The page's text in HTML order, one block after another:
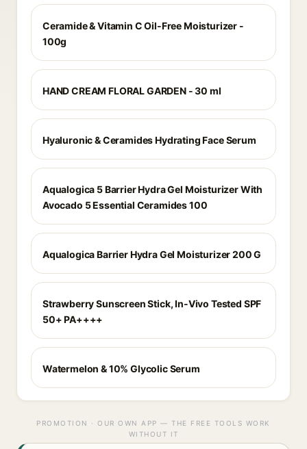
Ceramide & Vitamin C Oil-Free Moisturizer -
100g
HAND CREAM FLORAL GARDEN - 30 ml
Hyaluronic & Ceramides Hydrating Face Serum
Aqualogica 5 Barrier Hydra Gel Moisturizer With
Avocado 5 Essential Ceramides 100
Aqualogica Barrier Hydra Gel Moisturizer 200 G
Strawberry Sunscreen Stick, In-Vivo Tested SPF
50+ PA++++
Watermelon & 10% Glycolic Serum
PROMOTION · OUR OWN APP — THE FREE TOOLS WORK
WITHOUT IT